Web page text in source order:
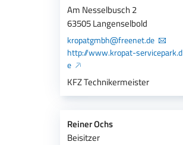
Am Nesselbusch 2
63505 Langenselbold
kropatgmbh@freenet.de
http://www.kropat-servicepark.d
e
KFZ Technikermeister
Reiner Ochs
Beisitzer